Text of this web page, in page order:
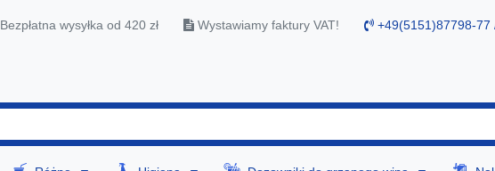
Bezpłatna wysyłka od 420 zł Wystawiamy faktury VAT! +49(5151)87798-77